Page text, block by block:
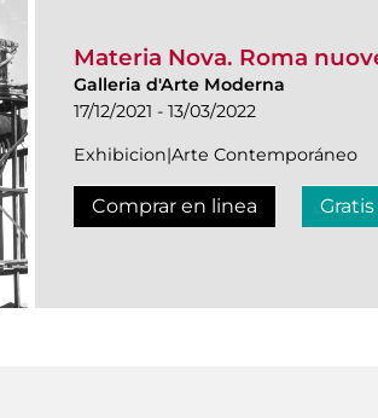
Materia Nova. Roma
Galleria d'Arte Moderna
17/12/2021 - 13/03/2022
Exhibicion|Arte Contemporáneo
Comprar en linea